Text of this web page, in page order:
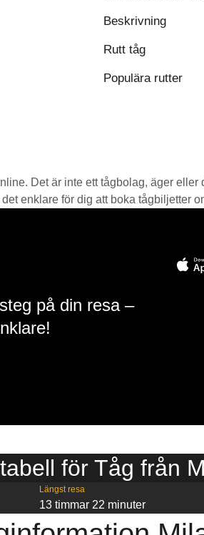
Beskrivning
Rutt tåg
Populära rutter
Det är inte ett tågbolag, äger
enklare för dig att boka tågbiljetter
på din resa –
för Tåg från
Längst resa
13 timmar 22 minuter